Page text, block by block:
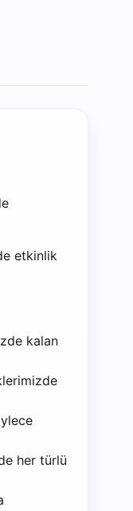
etkinlik
kalan
her türlü